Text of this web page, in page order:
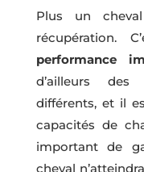
Plus un
récupération.
performance
d’ailleurs
différents, et il
capacités de
important de
cheval